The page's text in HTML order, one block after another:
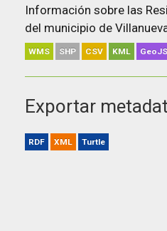
Información sobre las
del municipio de
WMS SHP CSV KML
Exportar
RDF XML Turtle